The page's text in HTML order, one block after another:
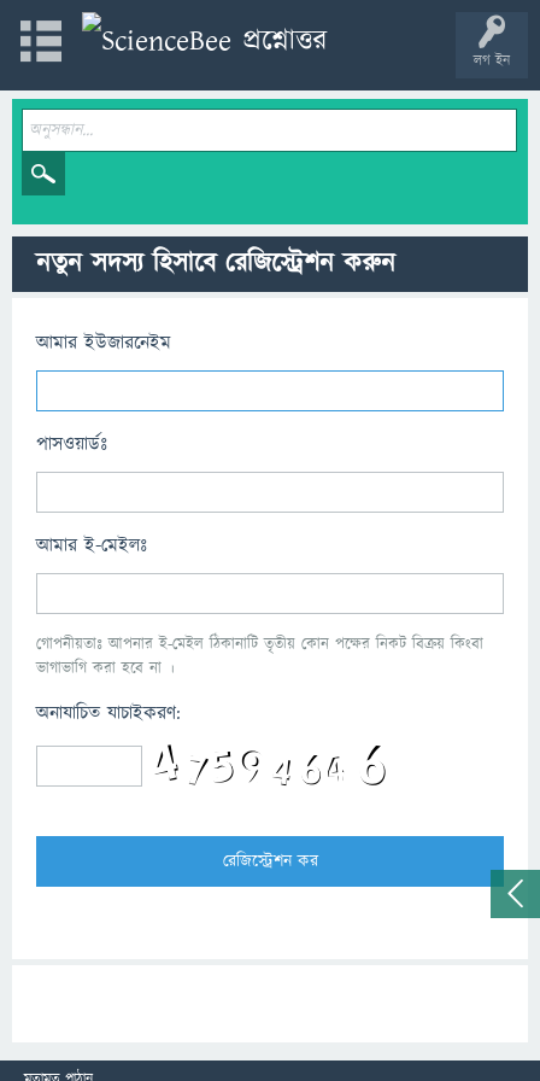
লগ ইন
নতুন সদস্য হিসাবে রেজিস্ট্রেশন করুন
আমার ইউজারনেইম
পাসওয়ার্ডঃ
আমার ই-মেইলঃ
গোপনীয়তাঃ আপনার ই-মেইল ঠিকানাটি তৃতীয় কোন পক্ষের নিকট বিক্রয় কিংবা
ভাগাভাগি করা হবে না ।
অনাযাচিত যাচাইকরণ: